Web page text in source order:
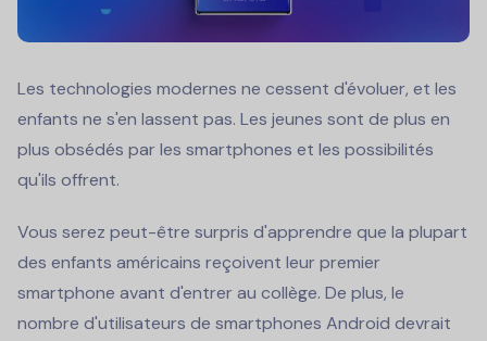
Les technologies modernes ne cessent d'évoluer, et les
enfants ne s'en lassent pas. Les jeunes sont de plus en
plus obsédés par les smartphones et les possibilités
qu'ils offrent.
Vous serez peut-être surpris d'apprendre que la plupart
des enfants américains reçoivent leur premier
smartphone avant d'entrer au collège. De plus, le
nombre d'utilisateurs de smartphones Android devrait